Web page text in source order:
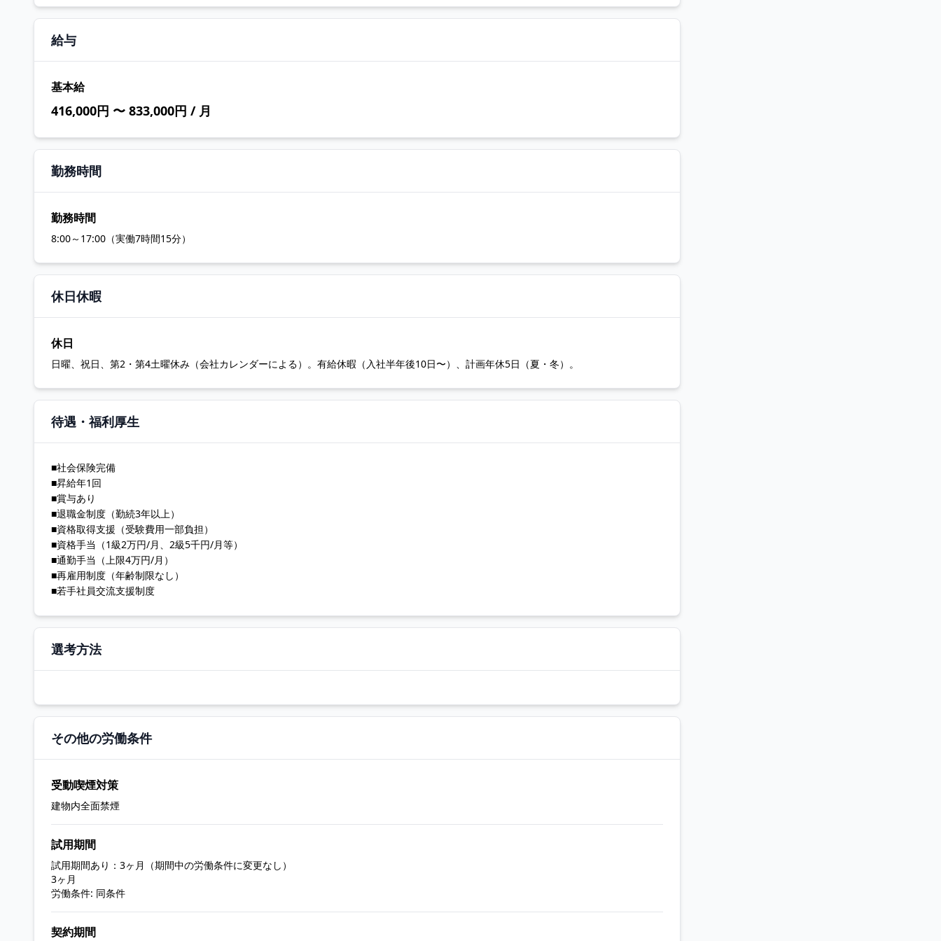
給与
基本給
416,000円 〜 833,000円 / 月
勤務時間
勤務時間
8:00～17:00（実働7時間15分）
休日休暇
休日
日曜、祝日、第2・第4土曜休み（会社カレンダーによる）。有給休暇（入社半年後10日〜）、計画年休5日（夏・冬）。
待遇・福利厚生
■社会保険完備
■昇給年1回
■賞与あり
■退職金制度（勤続3年以上）
■資格取得支援（受験費用一部負担）
■資格手当（1級2万円/月、2級5千円/月等）
■通勤手当（上限4万円/月）
■再雇用制度（年齢制限なし）
■若手社員交流支援制度
選考方法
その他の労働条件
受動喫煙対策
建物内全面禁煙
試用期間
試用期間あり：3ヶ月（期間中の労働条件に変更なし）
3ヶ月
労働条件: 同条件
契約期間